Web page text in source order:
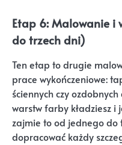
Etap 6: Malowanie i
do trzech dni)
Ten etap to drugie
prace wykończeniowe:
ściennych czy
warstw farby kładziesz i
zajmie to od jednego do
dopracować każdy